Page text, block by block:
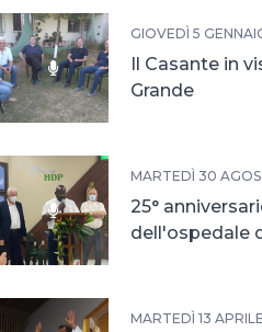
GIOVEDÌ 5
Il Casante in
Grande
MARTEDÌ 30
25°
dell'ospedale
MARTEDÌ 13